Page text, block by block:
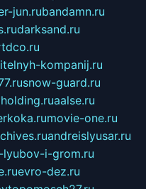
jun.rubandamn.ru
darksand.ru
kompanij.ru
snow-guard.ru
aalse.ru
movie-one.ru
andreislyusar.ru
i-grom.ru
evro-dez.ru